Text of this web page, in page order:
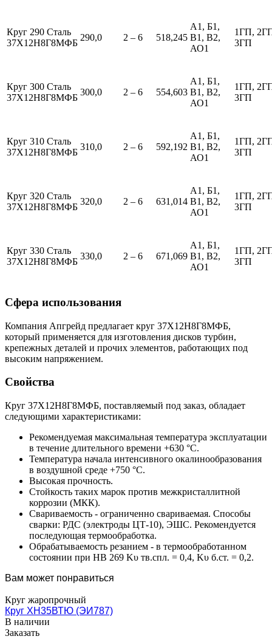
Круг 290 Сталь
37Х12Н8Г8МФБ
290,0 2 – 6 518,245
А1, Б1,
В1, В2,
АО1
1ГП,
3ГП
Круг 300 Сталь
37Х12Н8Г8МФБ
300,0 2 – 6 554,603
А1, Б1,
В1, В2,
АО1
1ГП,
3ГП
Круг 310 Сталь
37Х12Н8Г8МФБ
310,0 2 – 6 592,192
А1, Б1,
В1, В2,
АО1
1ГП,
3ГП
Круг 320 Сталь
37Х12Н8Г8МФБ
320,0 2 – 6 631,014
А1, Б1,
В1, В2,
АО1
1ГП,
3ГП
Круг 330 Сталь
37Х12Н8Г8МФБ
330,0 2 – 6 671,069
А1, Б1,
В1, В2,
АО1
1ГП,
3ГП
Сфера использования
Компания Апгрейд предлагает круг 37Х12Н8Г8МФБ,
который применяется для изготовления дисков турбин,
крепежных деталей и прочих элементов, работающих под
высоким напряжением.
Свойства
Круг 37Х12Н8Г8МФБ, поставляемый под заказ, обладает
следующими характеристиками:
Рекомендуемая максимальная температура эксплуатации
в течение длительного времени +630 °C.
Температура начала интенсивного окалинообразования
в воздушной среде +750 °C.
Высокая прочность.
Стойкость таких марок против межкристаллитной
коррозии (МКК).
Свариваемость - ограниченно свариваемая. Способы
сварки: РДС (электроды ЦТ-10), ЭШС. Рекомендуется
последующая термообработка.
Обрабатываемость резанием - в термообработанном
состоянии при НВ 269 Kυ тв.спл. = 0,4, Kυ б.ст. = 0,2.
Вам может понравиться
Круг жаропрочный
Круг ХН35ВТЮ (ЭИ787)
В наличии
Заказать